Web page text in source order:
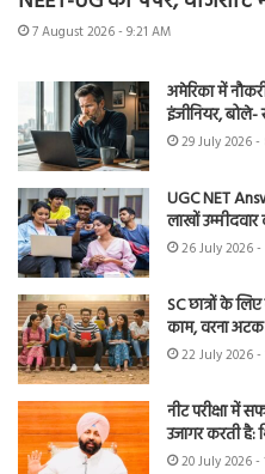
7 August 2026 - 9:21 AM
अमेरिका में
इंजीनियर,
29 July 2026 -
UGC NET
लाखों
26 July 2026 -
SC छात्रों के
काम, वरना
22 July 2026 -
नीट परीक्षा में
उजागर करती है:
20 July 2026 -